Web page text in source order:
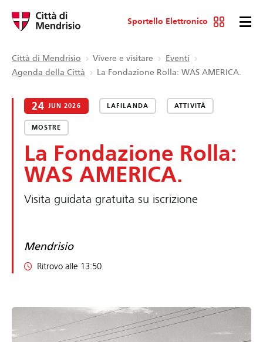
Sportello Elettronico
Città di Mendrisio Vivere e visitare
Eventi
Agenda della Città
La Fondazione Rolla: WAS AMERICA.
24 JUN 2026 LAFILANDA ATTIVITÀ
MOSTRE
La Fondazione Rolla:
WAS AMERICA.
Visita guidata gratuita su iscrizione
Mendrisio
Ritrovo alle 13:50